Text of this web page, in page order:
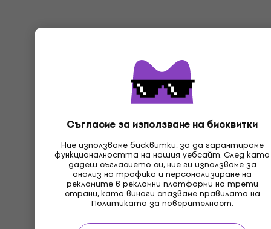
Съгласие за използване на бисквитки
Ние използваме бисквитки, за да гарантираме
функционалността на нашия уебсайт. След като
дадеш съгласието си, ние ги използваме за
анализ на трафика и персонализиране на
рекламите в рекламни платформи на трети
страни, като винаги спазваме правилата на
Политиката за поверителност.